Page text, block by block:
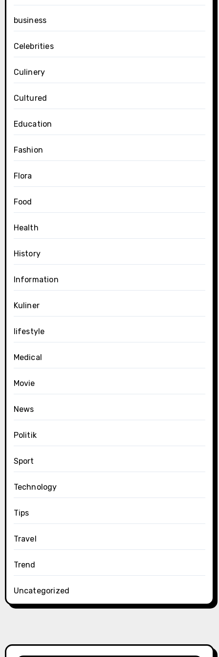
business
Celebrities
Culinery
Cultured
Education
Fashion
Flora
Food
Health
History
Information
Kuliner
lifestyle
Medical
Movie
News
Politik
Sport
Technology
Tips
Travel
Trend
Uncategorized